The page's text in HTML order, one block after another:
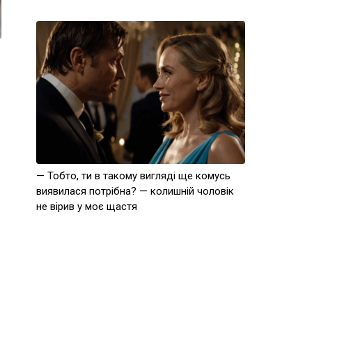
— Тобто, ти в такому вигляді ще комусь
виявилася потрібна? — колишній чоловік
не вірив у моє щастя